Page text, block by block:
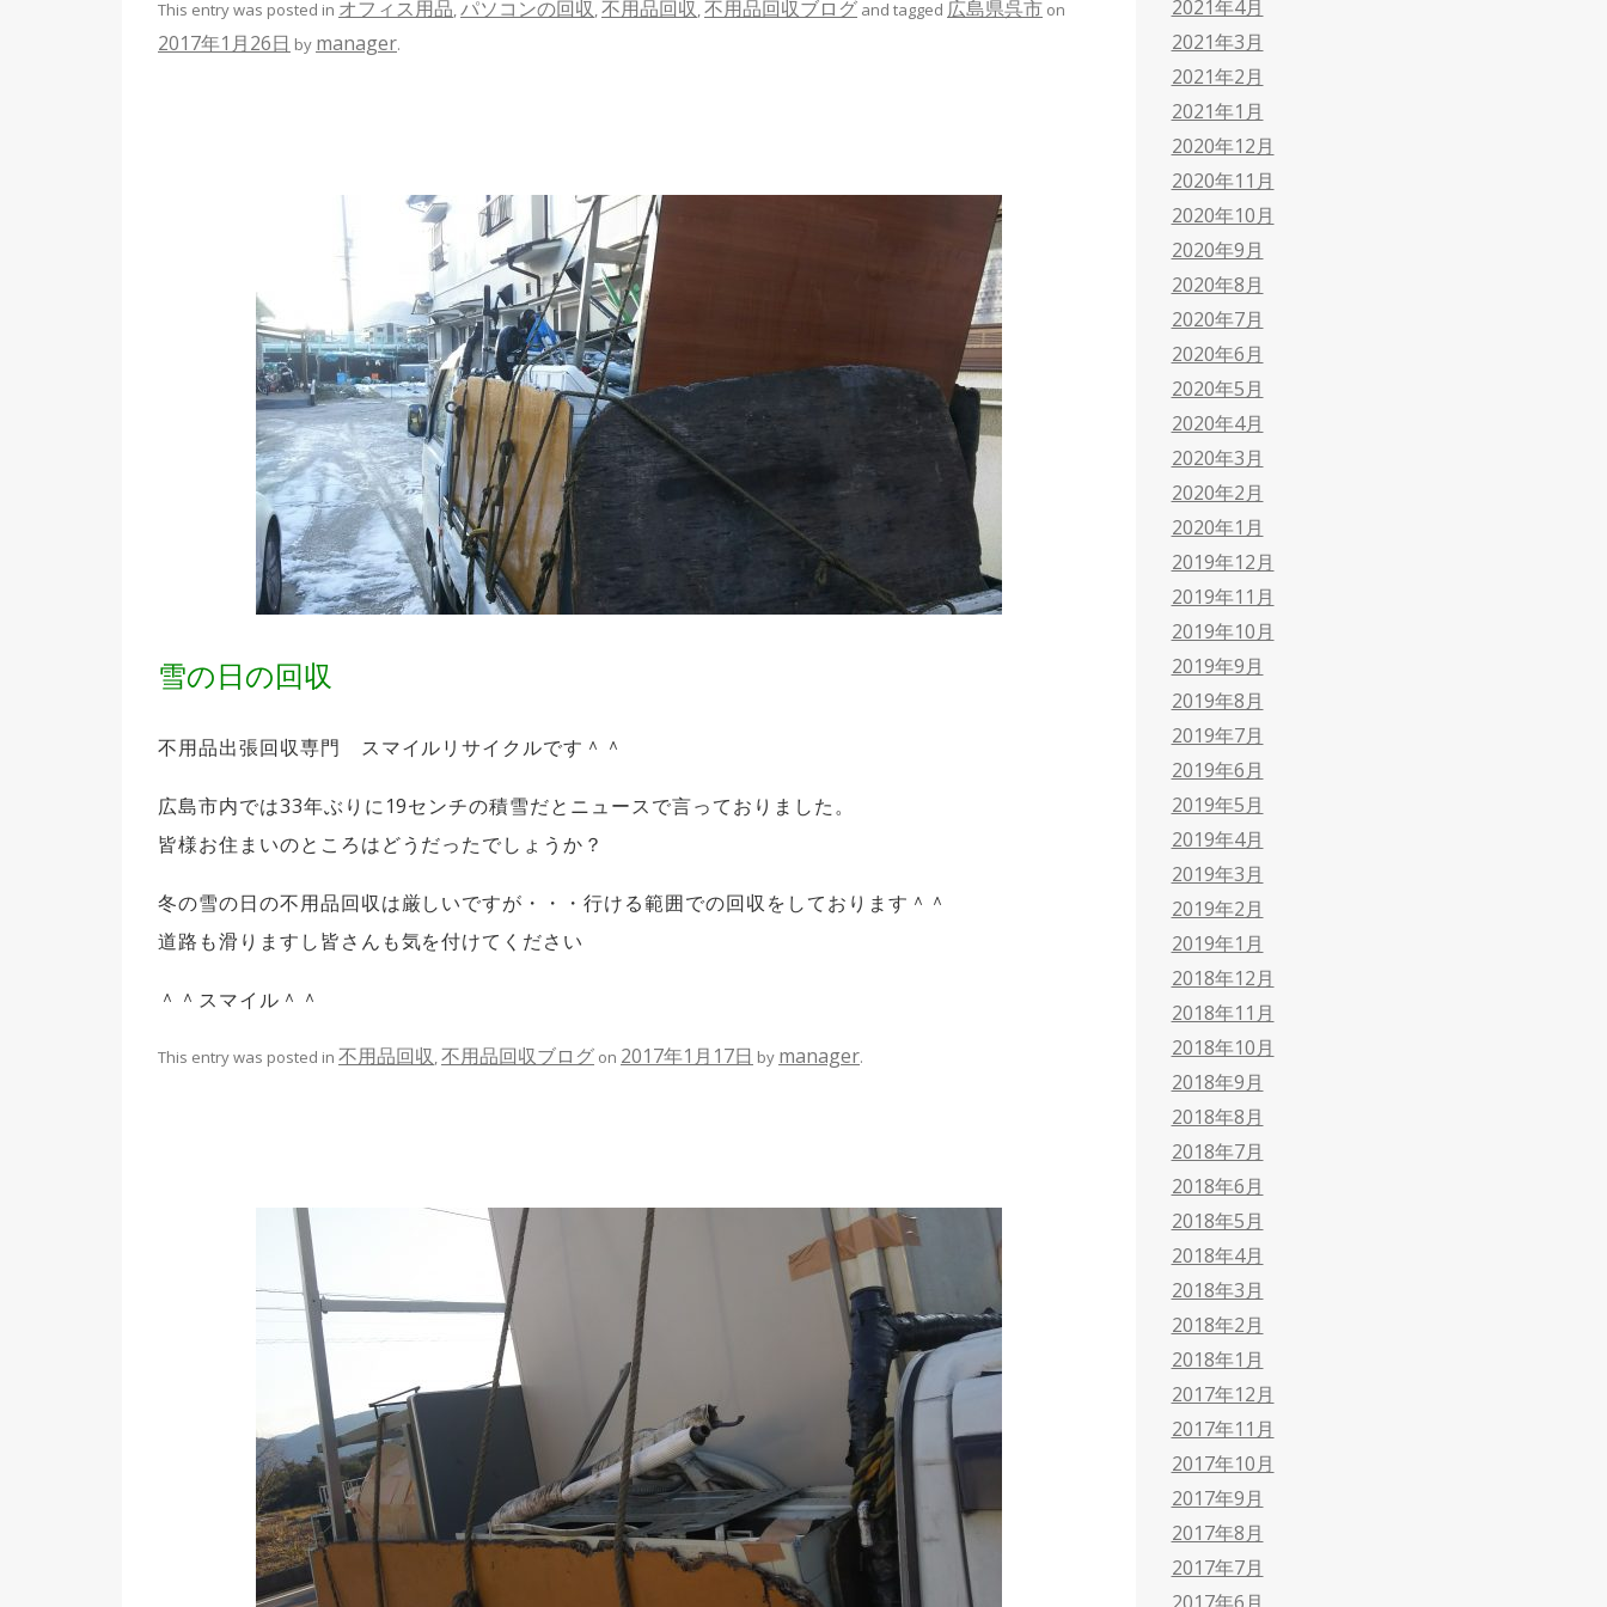
This entry was posted in オフィス用品,パソコンの回収,不用品回収,不用品回収ブログ and tagged 広島県呉市 on
2017年1月26日 by manager.
雪の日の回収
不用品出張回収専門 スマイルリサイクルです＾＾
広島市内では33年ぶりに19センチの積雪だとニュースで言っておりました。
皆様お住まいのところはどうだったでしょうか？
冬の雪の日の不用品回収は厳しいですが・・・行ける範囲での回収をしております＾＾
道路も滑りますし皆さんも気を付けてください
＾＾スマイル＾＾
This entry was posted in 不用品回収,不用品回収ブログ on 2017年1月17日 by manager.
2021年4月
2021年3月
2021年2月
2021年1月
2020年12月
2020年11月
2020年10月
2020年9月
2020年8月
2020年7月
2020年6月
2020年5月
2020年4月
2020年3月
2020年2月
2020年1月
2019年12月
2019年11月
2019年10月
2019年9月
2019年8月
2019年7月
2019年6月
2019年5月
2019年4月
2019年3月
2019年2月
2019年1月
2018年12月
2018年11月
2018年10月
2018年9月
2018年8月
2018年7月
2018年6月
2018年5月
2018年4月
2018年3月
2018年2月
2018年1月
2017年12月
2017年11月
2017年10月
2017年9月
2017年8月
2017年7月
2017年6月